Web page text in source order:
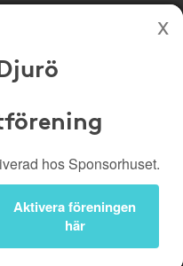
Skyttesportförening
Kampanjer
Logga in
hos Sponsorhuset.
Aktivera föreningen
här